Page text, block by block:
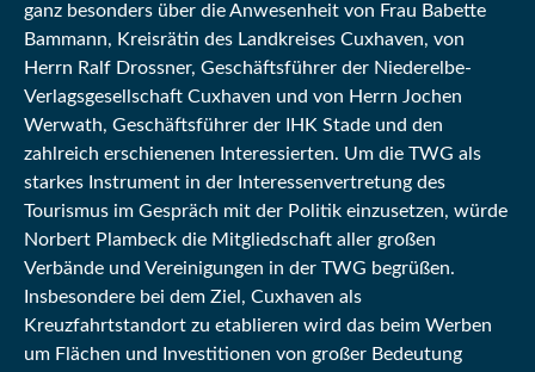
ganz besonders über die Anwesenheit von Frau Babette
Bammann, Kreisrätin des Landkreises Cuxhaven, von
Herrn Ralf Drossner, Geschäftsführer der Niederelbe-
Verlagsgesellschaft Cuxhaven und von Herrn Jochen
Werwath, Geschäftsführer der IHK Stade und den
zahlreich erschienenen Interessierten. Um die TWG als
starkes Instrument in der Interessenvertretung des
Tourismus im Gespräch mit der Politik einzusetzen, würde
Norbert Plambeck die Mitgliedschaft aller großen
Verbände und Vereinigungen in der TWG begrüßen.
Insbesondere bei dem Ziel, Cuxhaven als
Kreuzfahrtstandort zu etablieren wird das beim Werben
um Flächen und Investitionen von großer Bedeutung